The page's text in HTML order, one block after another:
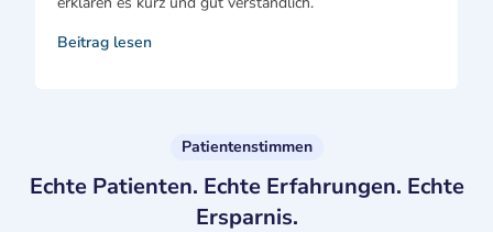
Beitrag lesen
Patientenstimmen
Echte Patienten. Echte Erfahrungen. Echte
Ersparnis.